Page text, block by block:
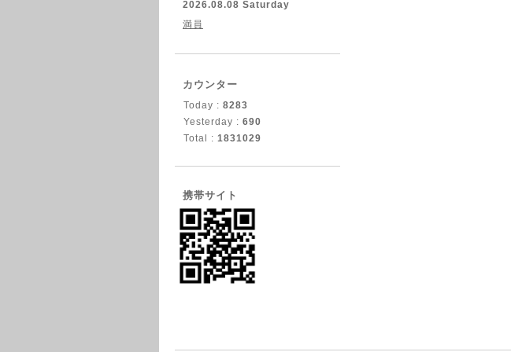
2026.08.08 Saturday
満員
カウンター
Today : 8283
Yesterday : 690
Total : 1831029
携帯サイト